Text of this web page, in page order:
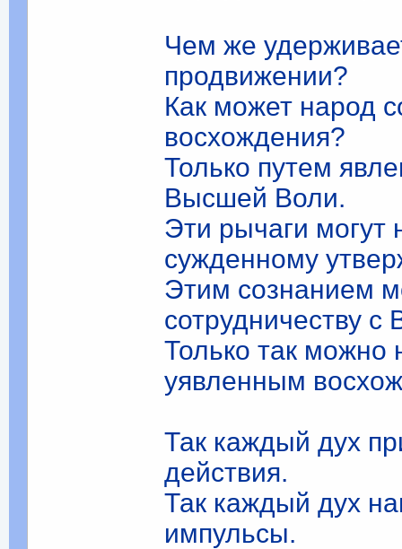
Чем же
продвижении?
Как может народ
восхождения?
Только путем
Высшей Воли.
Эти рычаги могут
сужденному
Этим сознанием
сотрудничеству
Только так
уявленным
Так каждый дух
действия.
Так каждый дух
импульсы.